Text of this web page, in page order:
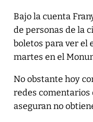
Bajo la cuenta
de personas de la
boletos para ver el
martes en el
No obstante hoy
redes comentarios
aseguran no